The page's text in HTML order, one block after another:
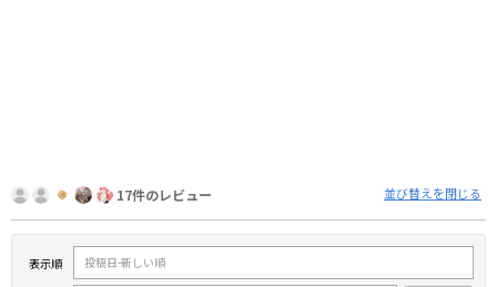
17件のレビュー 並び替えを閉じる
表示順